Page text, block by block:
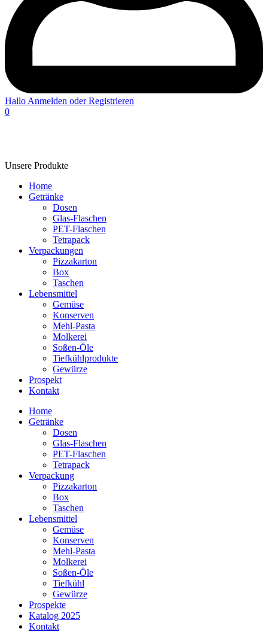
HalloAnmelden oder Registrieren
0
Unsere Produkte
Home
Getränke
Dosen
Glas-Flaschen
PET-Flaschen
Tetrapack
Verpackungen
Pizzakarton
Box
Taschen
Lebensmittel
Gemüse
Konserven
Mehl-Pasta
Molkerei
Soßen-Öle
Tiefkühlprodukte
Gewürze
Prospekt
Kontakt
Home
Getränke
Dosen
Glas-Flaschen
PET-Flaschen
Tetrapack
Verpackung
Pizzakarton
Box
Taschen
Lebensmittel
Gemüse
Konserven
Mehl-Pasta
Molkerei
Soßen-Öle
Tiefkühl
Gewürze
Prospekte
Katalog 2025
Kontakt